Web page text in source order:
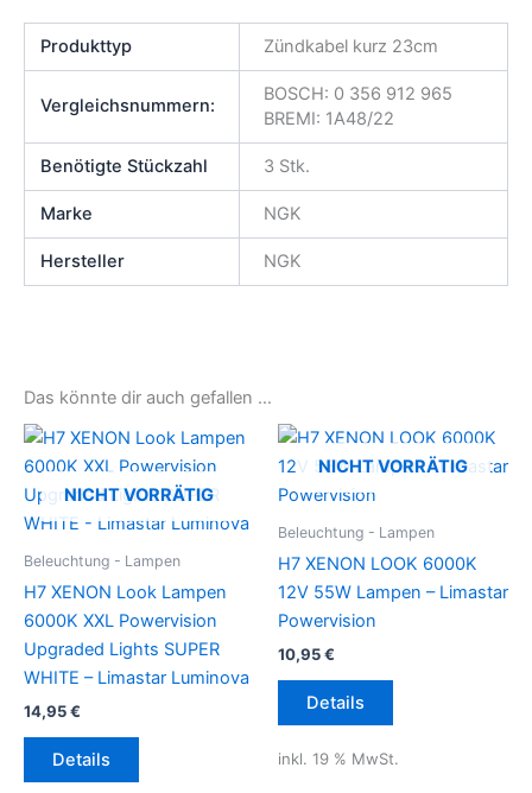
Produkttyp Zündkabel kurz 23cm
Vergleichsnummern:
BOSCH: 0 356 912 965
BREMI: 1A48/22
Benötigte Stückzahl 3 Stk.
Marke NGK
Hersteller NGK
Das könnte dir auch gefallen …
NICHT VORRÄTIG
Beleuchtung - Lampen
H7 XENON Look Lampen
6000K XXL Powervision
Upgraded Lights SUPER
WHITE – Limastar Luminova
14,95€
Details
NICHT VORRÄTIG
Beleuchtung - Lampen
H7 XENON LOOK 6000K
12V 55W Lampen – Limastar
Powervision
10,95€
Details
inkl. 19 % MwSt.